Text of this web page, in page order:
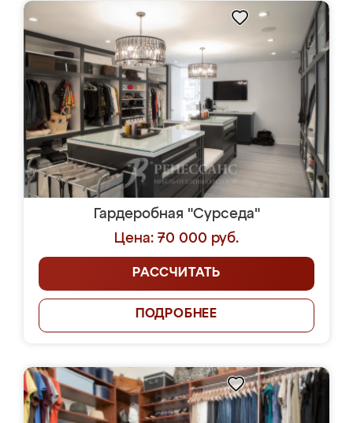
Гардеробная "Сурседа"
Цена: 70 000 руб.
РАССЧИТАТЬ
ПОДРОБНЕЕ